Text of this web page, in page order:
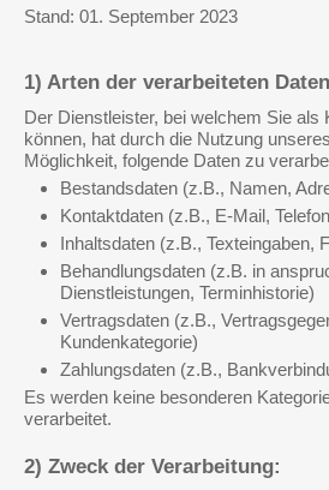
Stand: 01. September 2023
1) Arten der verarbeiteten
Der Dienstleister, bei welchem Sie als
können, hat durch die Nutzung
Möglichkeit, folgende Daten zu
Bestandsdaten (z.B., Namen,
Kontaktdaten (z.B., E-Mail,
Inhaltsdaten (z.B., Texteingaben,
Behandlungsdaten (z.B. in
Dienstleistungen, Terminhistorie)
Vertragsdaten (z.B.,
Kundenkategorie)
Zahlungsdaten (z.B.,
Es werden keine besonderen
verarbeitet.
2) Zweck der Verarbeitung: